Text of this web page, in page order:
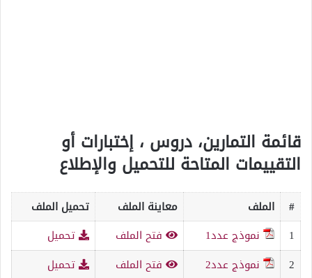
قائمة التمارين، دروس ، إختبارات أو
التقييمات المتاحة للتحميل والإطلاع
# الملف معاينة الملف
تحميل الملف
1
نموذج عدد1 فتح الملف
تحميل
2
نموذج عدد2 فتح الملف
تحميل